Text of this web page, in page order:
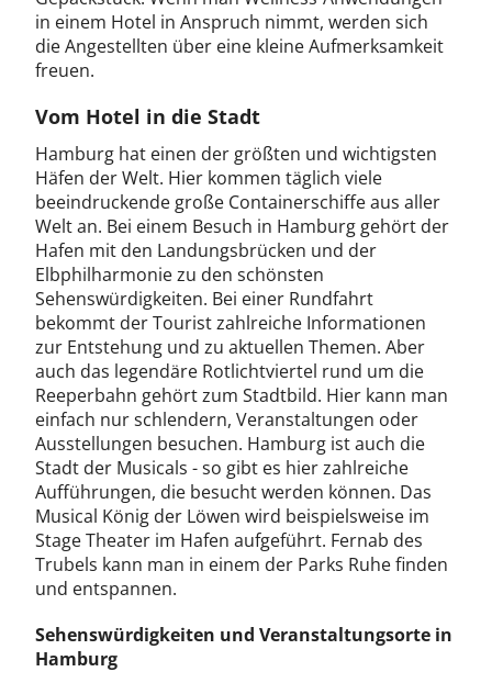
in einem Hotel in Anspruch nimmt, werden sich
die Angestellten über eine kleine Aufmerksamkeit
freuen.
Vom Hotel in die Stadt
Hamburg hat einen der größten und wichtigsten
Häfen der Welt. Hier kommen täglich viele
beeindruckende große Containerschiffe aus aller
Welt an. Bei einem Besuch in Hamburg gehört der
Hafen mit den Landungsbrücken und der
Elbphilharmonie zu den schönsten
Sehenswürdigkeiten. Bei einer Rundfahrt
bekommt der Tourist zahlreiche Informationen
zur Entstehung und zu aktuellen Themen. Aber
auch das legendäre Rotlichtviertel rund um die
Reeperbahn gehört zum Stadtbild. Hier kann man
einfach nur schlendern, Veranstaltungen oder
Ausstellungen besuchen. Hamburg ist auch die
Stadt der Musicals - so gibt es hier zahlreiche
Aufführungen, die besucht werden können. Das
Musical König der Löwen wird beispielsweise im
Stage Theater im Hafen aufgeführt. Fernab des
Trubels kann man in einem der Parks Ruhe finden
und entspannen.
Sehenswürdigkeiten und Veranstaltungsorte in
Hamburg